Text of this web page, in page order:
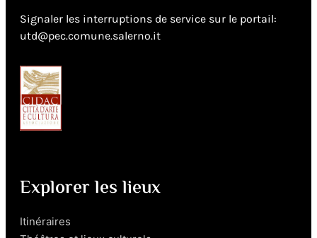
Signaler les interruptions de service sur le portail:
utd@pec.comune.salerno.it
Explorer les lieux
Itinéraires